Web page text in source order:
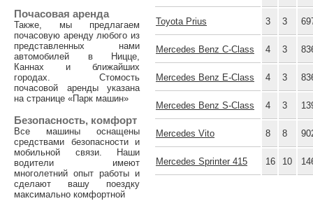
Toyota Prius 3 3
Mercedes Benz C-Class 4 3
Mercedes Benz E-Class 4 3
Mercedes Benz S-Class 4 3
Mercedes Vito 8 8
Mercedes Sprinter 415 16 10
Почасовая аренда
Также, мы предлагаем
почасовую аренду любого из
представленных нами
автомобилей в Ницце,
Каннах и ближайших
городах. Стомость
почасовой аренды указана
на странице «Парк машин»
Безопасность, комфорт
Все машины оснащены
средствами безопасности и
мобильной связи. Наши
водители имеют
многолетний опыт работы и
сделают вашу поездку
максимально комфортной